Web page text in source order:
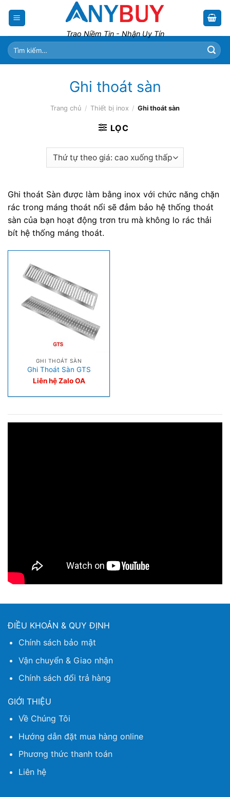
Trao Niềm Tin - Nhận Uy Tín
Tìm
kiếm:
Ghi thoát sàn
Trang chủ / Thiết bị inox / Ghi thoát sàn
LỌC
Ghi thoát Sàn được làm bằng inox với chức năng chặn
rác trong máng thoát nổi sẽ đảm bảo hệ thống thoát
sàn của bạn hoạt động trơn tru mà không lo rác thải
bít hệ thống máng thoát.
GHI THOÁT SÀN
Ghi Thoát Sàn GTS
Liên hệ Zalo OA
ĐIỀU KHOẢN & QUY ĐỊNH
Chính sách bảo mật
Vận chuyển & Giao nhận
Chính sách đổi trả hàng
GIỚI THIỆU
Về Chúng Tôi
Hướng dẫn đặt mua hàng online
Phương thức thanh toán
Liên hệ